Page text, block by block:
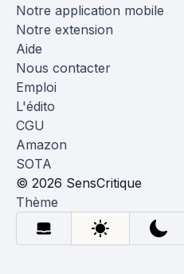
Notre application mobile
Notre extension
Aide
Nous contacter
Emploi
L'édito
CGU
Amazon
SOTA
© 2026 SensCritique
Thème